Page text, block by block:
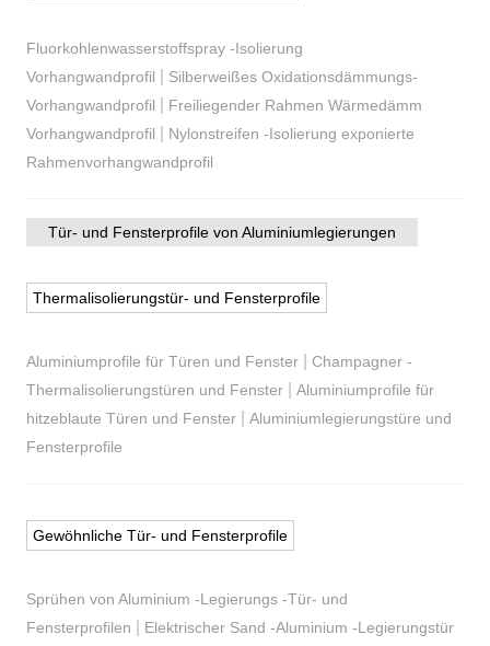
Fluorkohlenwasserstoffspray -Isolierung
Vorhangwandprofil
Silberweißes Oxidationsdämmungs-
Vorhangwandprofil
Freiliegender Rahmen Wärmedämm
Vorhangwandprofil
Nylonstreifen -Isolierung exponierte
Rahmenvorhangwandprofil
Tür- und Fensterprofile von Aluminiumlegierungen
Thermalisolierungstür- und Fensterprofile
Aluminiumprofile für Türen und Fenster| Champagner -
Thermalisolierungstüren und Fenster| Aluminiumprofile für
hitzeblaute Türen und Fenster| Aluminiumlegierungstüre und
Fensterprofile
Gewöhnliche Tür- und Fensterprofile
Sprühen von Aluminium -Legierungs -Tür- und
Fensterprofilen
Elektrischer Sand -Aluminium -Legierungstür